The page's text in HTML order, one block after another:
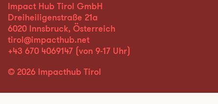
Impact Hub Tirol GmbH
Dreiheiligenstraße 21a
6020 Innsbruck, Österreich
tirol@impacthub.net
+43 670 4069147 (von 9-17 Uhr)
© 2026 Impacthub Tirol